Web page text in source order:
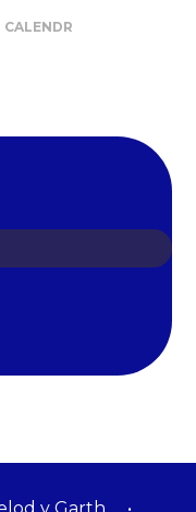
CALENDR